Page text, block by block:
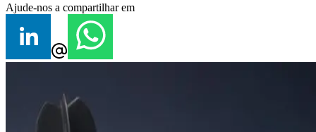
Ajude-nos a compartilhar em